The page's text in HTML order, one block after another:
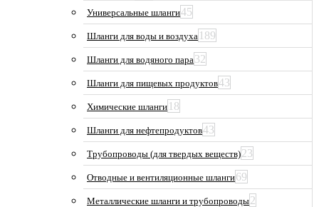
Универсальные шланги45
Шланги для воды и воздуха 189
Шланги для водяного пара 32
Шланги для пищевых продуктов43
Химические шланги 18
Шланги для нефтепродуктов43
Трубопроводы (для твердых веществ)23
Отводные и вентиляционные шланги69
Металлические шланги и трубопроводы2